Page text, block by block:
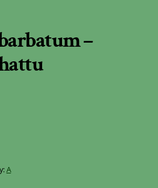
–
A